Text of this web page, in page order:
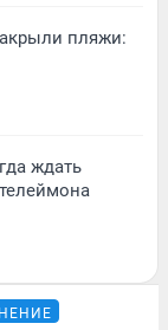
пляжи:
ждать